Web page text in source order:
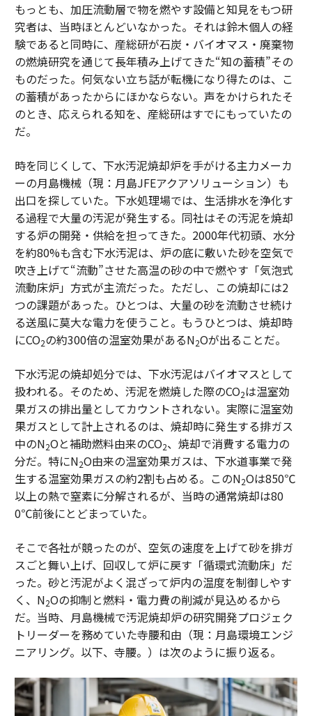
もっとも、加圧流動層で物を燃やす設備と知見をもつ研
究者は、当時ほとんどいなかった。それは鈴木個人の経
験であると同時に、産総研が石炭・バイオマス・廃棄物
の燃焼研究を通じて長年積み上げてきた“知の蓄積”その
ものだった。何気ない立ち話が転機になり得たのは、こ
の蓄積があったからにほかならない。声をかけられたそ
のとき、応えられる知を、産総研はすでにもっていたの
だ。
時を同じくして、下水汚泥焼却炉を手がける主力メーカ
ーの月島機械（現：月島JFEアクアソリューション）も
出口を探していた。下水処理場では、生活排水を浄化す
る過程で大量の汚泥が発生する。同社はその汚泥を焼却
する炉の開発・供給を担ってきた。2000年代初頭、水分
を約80%も含む下水汚泥は、炉の底に敷いた砂を空気で
吹き上げて“流動”させた高温の砂の中で燃やす「気泡式
流動床炉」方式が主流だった。ただし、この焼却には2
つの課題があった。ひとつは、大量の砂を流動させ続け
る送風に莫大な電力を使うこと。もうひとつは、焼却時
にCO2の約300倍の温室効果があるN2Oが出ることだ。
下水汚泥の焼却処分では、下水汚泥はバイオマスとして
扱われる。そのため、汚泥を燃焼した際のCO2は温室効
果ガスの排出量としてカウントされない。実際に温室効
果ガスとして計上されるのは、焼却時に発生する排ガス
中のN2Oと補助燃料由来のCO2、焼却で消費する電力の
分だ。特にN2O由来の温室効果ガスは、下水道事業で発
生する温室効果ガスの約2割も占める。このN2Oは850℃
以上の熱で窒素に分解されるが、当時の通常焼却は80
0℃前後にとどまっていた。
そこで各社が競ったのが、空気の速度を上げて砂を排ガ
スごと舞い上げ、回収して炉に戻す「循環式流動床」だ
った。砂と汚泥がよく混ざって炉内の温度を制御しやす
く、N2Oの抑制と燃料・電力費の削減が見込めるから
だ。当時、月島機械で汚泥焼却炉の研究開発プロジェク
トリーダーを務めていた寺腰和由（現：月島環境エンジ
ニアリング。以下、寺腰。）は次のように振り返る。